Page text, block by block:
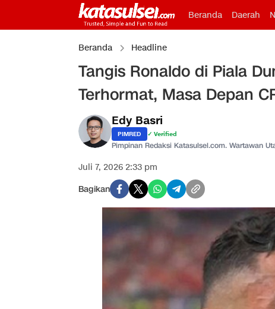
Beranda Daerah
Beranda Headline
Tangis Ronaldo di Piala
Terhormat, Masa Depan
Edy Basri
PIMRED ✓ Verified
Pimpinan Redaksi Katasulsel.com. Wartawan
Juli 7, 2026 2:33 pm
Bagikan